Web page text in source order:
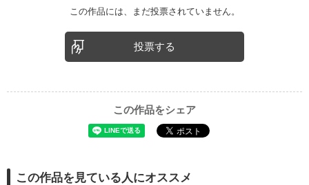
この作品には、まだ投票されていません。
投票する
この作品をシェア
この作品を見ている人にオススメ